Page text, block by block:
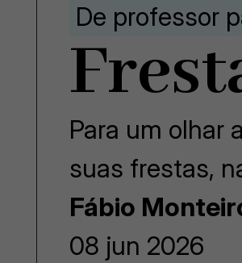
De professor
Para um olhar
suas frestas,
Fábio
08 jun 2026